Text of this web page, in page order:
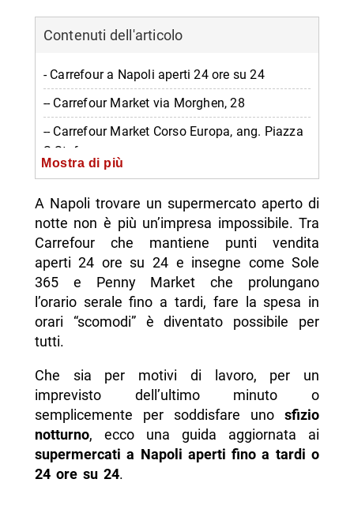
Contenuti dell'articolo
- Carrefour a Napoli aperti 24 ore su 24
-- Carrefour Market via Morghen, 28
-- Carrefour Market Corso Europa, ang. Piazza
S.Stefano
-- Carrefour via Veniero, 42
-- Carrefour Market via Gino Doria, 79
-- Carrefour via Vittorio Imbriani, 42
- Sole 365
-- Via Incoronata, 14/16
-- Via Diocleziano, 85
-- Via Giulio Palermo, 72
-- Corso Vittorio Emanuele, 677
-- Via Mattia Preti, 19
-- Calata Capodichino, 254
- Penny Market
Mostra di più
A Napoli trovare un supermercato aperto di
notte non è più un’impresa impossibile. Tra
Carrefour che mantiene punti vendita
aperti 24 ore su 24 e insegne come Sole
365 e Penny Market che prolungano
l’orario serale fino a tardi, fare la spesa in
orari “scomodi” è diventato possibile per
tutti.
Che sia per motivi di lavoro, per un
imprevisto dell’ultimo minuto o
semplicemente per soddisfare unosfizio
notturno, ecco una guida aggiornata ai
supermercati a Napoli aperti fino a tardi o
24 ore su 24.